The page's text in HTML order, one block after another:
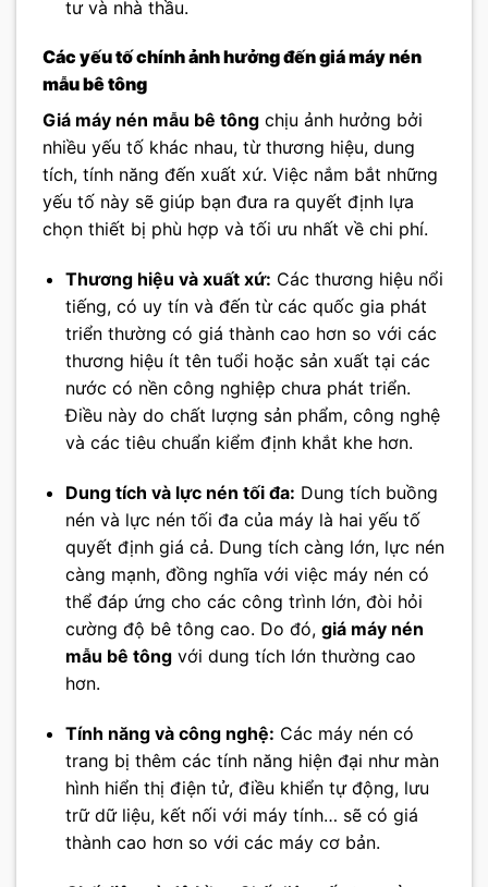
tư và nhà thầu.
Các yếu tố chính ảnh hưởng đến giá máy nén
mẫu bê tông
Giá máy nén mẫu bê tông chịu ảnh hưởng bởi
nhiều yếu tố khác nhau, từ thương hiệu, dung
tích, tính năng đến xuất xứ. Việc nắm bắt những
yếu tố này sẽ giúp bạn đưa ra quyết định lựa
chọn thiết bị phù hợp và tối ưu nhất về chi phí.
Thương hiệu và xuất xứ: Các thương hiệu nổi
tiếng, có uy tín và đến từ các quốc gia phát
triển thường có giá thành cao hơn so với các
thương hiệu ít tên tuổi hoặc sản xuất tại các
nước có nền công nghiệp chưa phát triển.
Điều này do chất lượng sản phẩm, công nghệ
và các tiêu chuẩn kiểm định khắt khe hơn.
Dung tích và lực nén tối đa: Dung tích buồng
nén và lực nén tối đa của máy là hai yếu tố
quyết định giá cả. Dung tích càng lớn, lực nén
càng mạnh, đồng nghĩa với việc máy nén có
thể đáp ứng cho các công trình lớn, đòi hỏi
cường độ bê tông cao. Do đó, giá máy nén
mẫu bê tôngvới dung tích lớn thường cao
hơn.
Tính năng và công nghệ: Các máy nén có
trang bị thêm các tính năng hiện đại như màn
hình hiển thị điện tử, điều khiển tự động, lưu
trữ dữ liệu, kết nối với máy tính… sẽ có giá
thành cao hơn so với các máy cơ bản.